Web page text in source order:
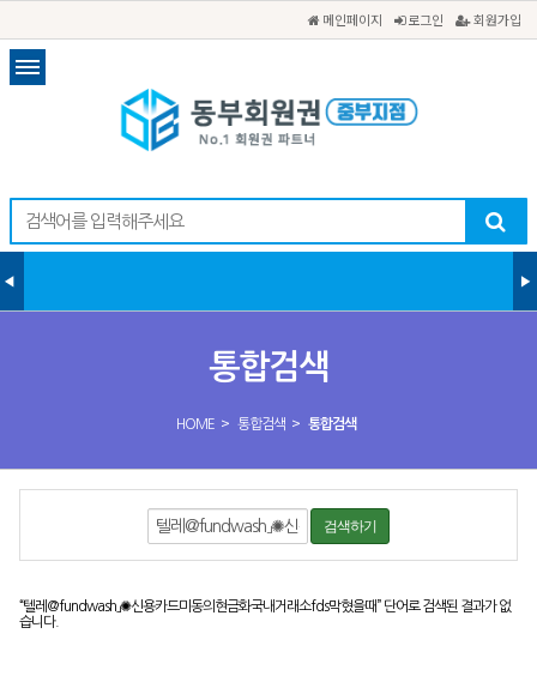
메인페이지 로그인 회원가입
통합검색
HOME > 통합검색 > 통합검색
“텔레@fundwash」✺신용카드미동의현금화국내거래소fds막혔을때” 단어로 검색된 결과가 없
습니다.